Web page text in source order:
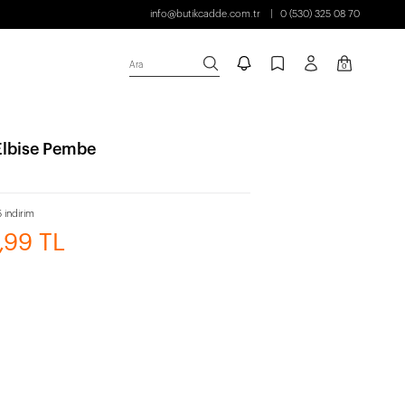
info@butikcadde.com.tr 0 (530) 325 08 70
Ara 0
Pembe
indirim
TL